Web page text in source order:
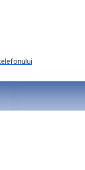
acțiune